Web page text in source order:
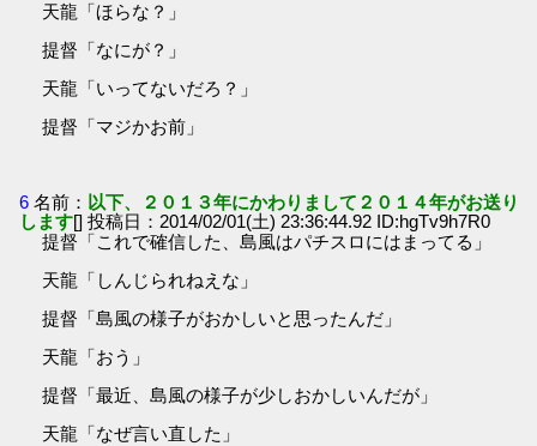
天龍「ほらな？」
提督「なにが？」
天龍「いってないだろ？」
提督「マジかお前」
6 名前： 以下、２０１３年にかわりまして２０１４年がお送り
します[] 投稿日：2014/02/01(土) 23:36:44.92 ID:hgTv9h7R0
提督「これで確信した、島風はパチスロにはまってる」
天龍「しんじられねえな」
提督「島風の様子がおかしいと思ったんだ」
天龍「おう」
提督「最近、島風の様子が少しおかしいんだが」
天龍「なぜ言い直した」